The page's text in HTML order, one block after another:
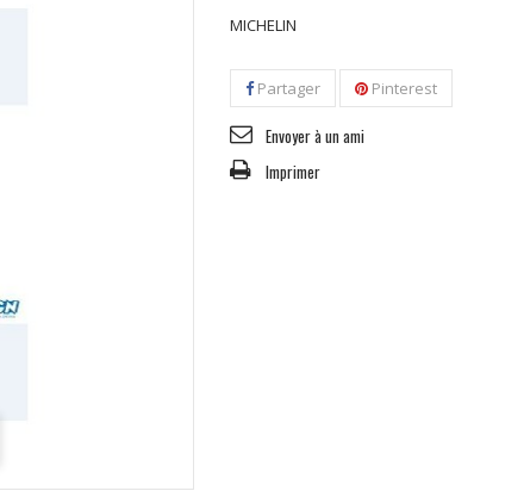
MICHELIN
Partager Pinterest
Envoyer à un ami
Imprimer